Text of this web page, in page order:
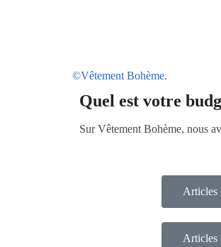
©Vêtement Bohème.
Quel est votre
Sur Vêtement Bohème, nous
Articles
Articles